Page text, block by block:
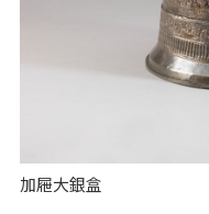
加屜大銀盒